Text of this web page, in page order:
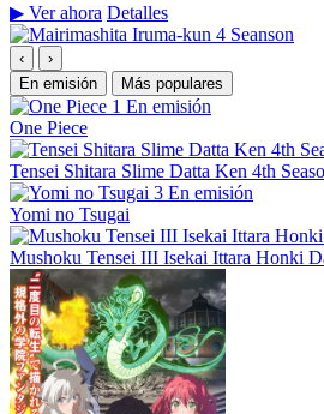
▶ Ver ahora Detalles
‹
›
En emisión
Más populares
1 En emisión
One Piece
Tensei Shitara Slime Datta Ken 4th
3 En emisión
Yomi no Tsugai
Mushoku Tensei III Isekai Ittara Honki